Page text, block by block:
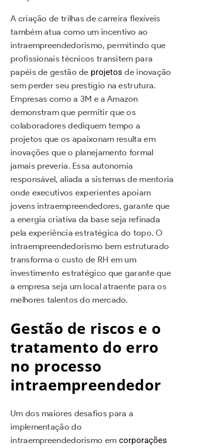
A criação de trilhas de carreira flexíveis
também atua como um incentivo ao
intraempreendedorismo, permitindo que
profissionais técnicos transitem para
papéis de gestão de projetos de inovação
sem perder seu prestígio na estrutura.
Empresas como a 3M e a Amazon
demonstram que permitir que os
colaboradores dediquem tempo a
projetos que os apaixonam resulta em
inovações que o planejamento formal
jamais preveria. Essa autonomia
responsável, aliada a sistemas de mentoria
onde executivos experientes apoiam
jovens intraempreendedores, garante que
a energia criativa da base seja refinada
pela experiência estratégica do topo. O
intraempreendedorismo bem estruturado
transforma o custo de RH em um
investimento estratégico que garante que
a empresa seja um local atraente para os
melhores talentos do mercado.
Gestão de riscos e o
tratamento do erro
no processo
intraempreendedor
Um dos maiores desafios para a
implementação do
intraempreendedorismo em corporações